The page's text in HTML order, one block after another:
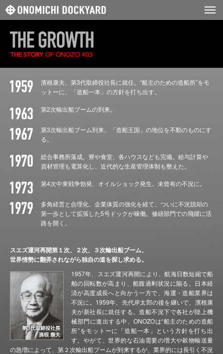
濱根康夫、第3代取締役社長に就任。“船主のための造船所”をモ
ットーに、「造船一本」の方針を打ち出す。
第2次輸出船ブームの到来。
第3次輸出船ブーム到来。「造船王国」の地位を不動のものにす
る。
総合事務所落成。寮や食堂、各ハウスなども完備。給与計算や
資材管理も電算化し、近代的な生産管理体制も整えた。
第4次中東戦争勃発、オイルショック発生。未曾有の不況に。
多角経営と合理化、企業体質の強化を経て、ついに不況脱却の
第一歩として拡張した5号ドックが稼働。修繕部門での飛躍に活
路を開く。
スエズ運河再開第１次、２次、３次輸出船ブーム、
世界情勢に翻弄されながら独自の道を探し求める。
1957年、スエズ運河再開により、航海日数短縮で船
舶の回転数が高まり、船腹過剰状況に陥る。日本経
済が高度成長へと向かう一方で、海運・造船業界は
不況に。1959年、先代岸太郎の後を継いで、濱根康
夫が新社長に就任する。造船不況下で各社が陸上機
械部門に進出する中、ONOZOは“船主のための造船
所”をモットーに「造船一本」という方針を打ち出
す。やがて、世界的な石油需要の増大や穀物輸送量
の急増によって、第２次輸出船ブームが到来するが、業界的には長引く不況